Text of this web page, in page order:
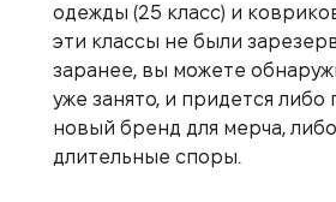
одежды (25 класс) и
эти классы не были
заранее, вы можете
уже занято, и придется либо
новый бренд для мерча,
длительные споры.